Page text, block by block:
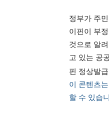
정부가 주
이핀이 부
것으로 알
고 있는 공
핀 정상발
이 콘텐츠
할 수 있습